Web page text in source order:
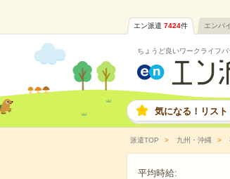
エン派遣 7424件 エンバ
ちょうど良いワークライフバ
気になる！リスト
派遣TOP 九州・沖縄
平均時給: